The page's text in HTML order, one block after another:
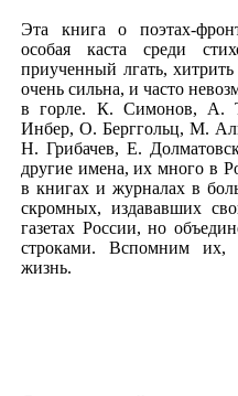
Эта книга о поэтах-
особая каста среди
приученный лгать,
очень сильна, и часто
в горле. К. Симонов, А.
Инбер, О. Берггольц, М.
Н. Грибачев, Е.
другие имена, их много в
в книгах и журналах в
скромных, издававших
газетах России, но
строками. Вспомним их,
жизнь.